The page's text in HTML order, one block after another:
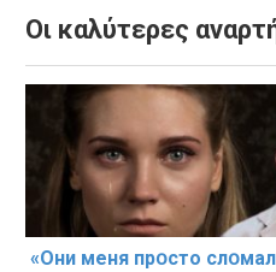
Οι καλύτερες
«Они меня прօсто